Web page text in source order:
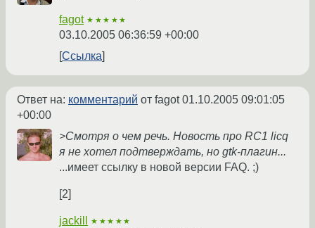
fagot ★★★★★
03.10.2005 06:36:59 +00:00
Ссылка
Ответ на: комментарий от fagot01.10.2005 09:01:05
+00:00
>Смотря о чем речь. Новость про RC1 licq
я не хотел подтверждать, но gtk-плагин...
...имеет ссылку в новой версии FAQ. ;)
[2]
jackill ★★★★★